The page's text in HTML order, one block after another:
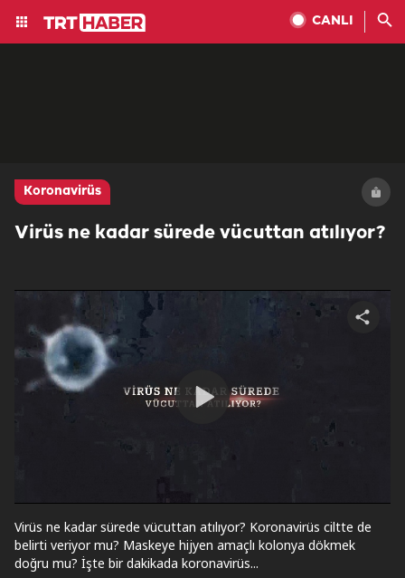
CANLI
Koronavirüs
Virüs ne kadar sürede vücuttan atılıyor?
Play
Share
Virüs ne kadar sürede vücuttan atılıyor? Koronavirüs ciltte de
belirti veriyor mu? Maskeye hijyen amaçlı kolonya dökmek
doğru mu? İşte bir dakikada koronavirüs...